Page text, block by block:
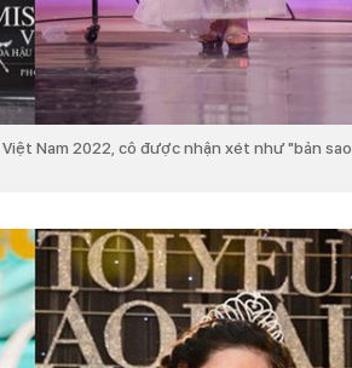
Nam 2022, cô được nhận xét như "bản sao